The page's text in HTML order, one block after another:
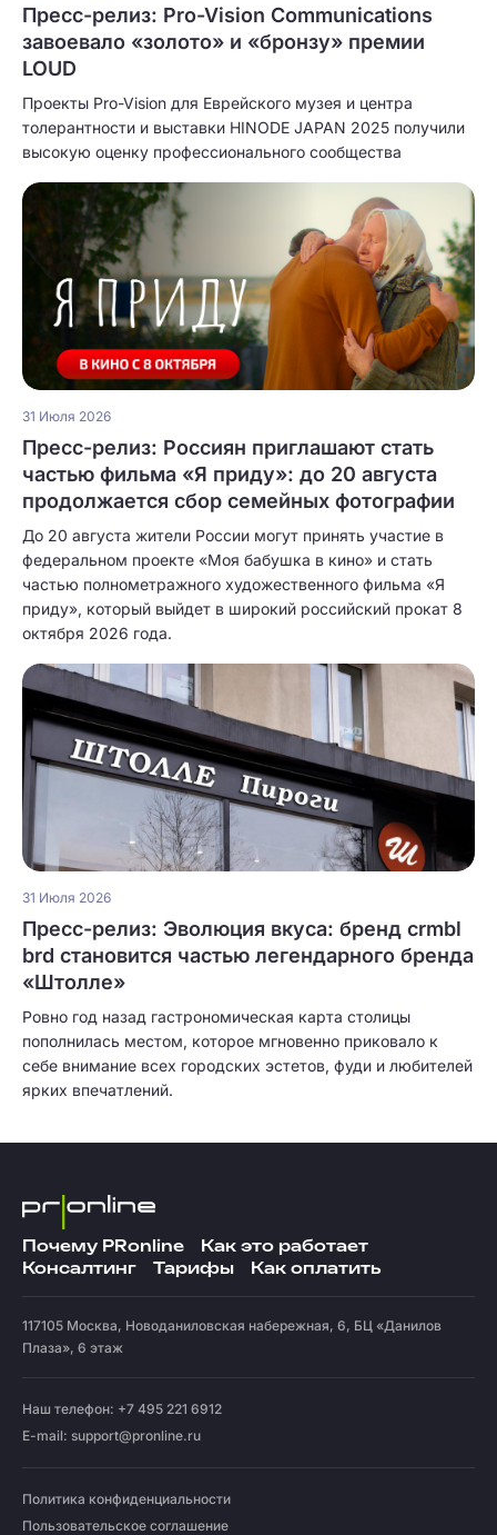
Пресс-релиз: Pro-Vision Communications
завоевало «золото» и «бронзу» премии
LOUD
Проекты Pro-Vision для Еврейского музея и центра
толерантности и выставки HINODE JAPAN 2025 получили
высокую оценку профессионального сообщества
31 Июля 2026
Пресс-релиз: Россиян приглашают стать
частью фильма «Я приду»: до 20 августа
продолжается сбор семейных фотографии
До 20 августа жители России могут принять участие в
федеральном проекте «Моя бабушка в кино» и стать
частью полнометражного художественного фильма «Я
приду», который выйдет в широкий российский прокат 8
октября 2026 года.
31 Июля 2026
Пресс-релиз: Эволюция вкуса: бренд crmbl
brd становится частью легендарного бренда
«Штолле»
Ровно год назад гастрономическая карта столицы
пополнилась местом, которое мгновенно приковало к
себе внимание всех городских эстетов, фуди и любителей
ярких впечатлений.
Почему PRonline
Как это работает
Консалтинг
Тарифы Как оплатить
117105 Москва, Новоданиловская набережная, 6, БЦ «Данилов
Плаза», 6 этаж
Наш телефон: +7 495 221 6912
E-mail: support@pronline.ru
Политика конфиденциальности
Пользовательское соглашение